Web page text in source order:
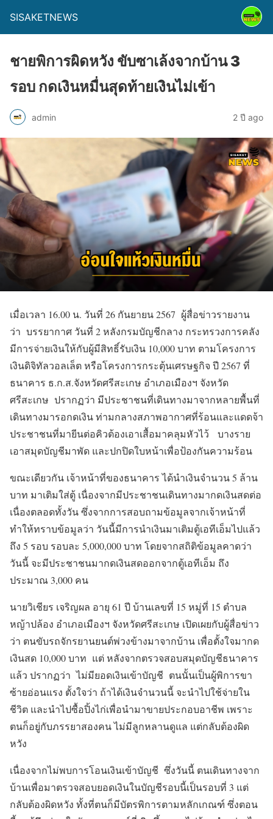
SISAKETNEWS
ชายพิการผิดหวัง ขับซาเล้งจากบ้าน 3
รอบ กดเงินหมื่นสุดท้ายเงินไม่เข้า
admin 2 ปี ago
เมื่อเวลา 16.00 น. วันที่ 26 กันยายน 2567 ผู้สื่อข่าวรายงาน
ว่า บรรยากาศ วันที่ 2 หลังกรมบัญชีกลาง กระทรวงการคลัง
มีการจ่ายเงินให้กับผู้มีสิทธิ์รับเงิน 10,000 บาท ตามโครงการ
เงินดิจิทัลวอลเล็ต หรือโครงการกระตุ้นเศรษฐกิจ ปี 2567 ที่
ธนาคาร ธ.ก.ส.จังหวัดศรีสะเกษ อำเภอเมืองฯ จังหวัด
ศรีสะเกษ ปรากฏว่า มีประชาชนที่เดินทางมาจากหลายพื้นที่
เดินทางมารอกดเงิน ท่ามกลางสภาพอากาศที่ร้อนและแดดจ้า
ประชาชนที่มายีนต่อคิวต้องเอาเสื้อมาคลุมหัวไว้ บางราย
เอาสมุดบัญชีมาพัด และปกปิดใบหน้าเพื่อป้องกันความร้อน
ขณะเดียวกัน เจ้าหน้าที่ของธนาคาร ได้นำเงินจำนวน 5 ล้าน
บาท มาเติมใส่ตู้ เนื่องจากมีประชาชนเดินทางมากดเงินสดต่อ
เนื่องตลอดทั้งวัน ซึ่งจากการสอบถามข้อมูลจากเจ้าหน้าที่
ทำให้ทราบข้อมูลว่า วันนี้มีการนำเงินมาเติมตู้เอทีเอ็มไปแล้ว
ถึง 5 รอบ รอบละ 5,000,000 บาท โดยจากสถิติข้อมูลคาดว่า
วันนี้ จะมีประชาชนมากดเงินสดออกจากตู้เอทีเอ็ม ถึง
ประมาณ 3,000 คน
นายวิเชียร เจริญผล อายุ 61 ปี บ้านเลขที่ 15 หมู่ที่ 15 ตำบล
หญ้าปล้อง อำเภอเมืองฯ จังหวัดศรีสะเกษ เปิดเผยกับผู้สื่อข่าว
ว่า ตนขับรถจักรยานยนต์พ่วงข้างมาจากบ้าน เพื่อตั้งใจมากด
เงินสด 10,000 บาท แต่ หลังจากตรวจสอบสมุดบัญชีธนาคาร
แล้ว ปรากฏว่า ไม่มียอดเงินเข้าบัญชี ตนนั้นเป็นผู้พิการขา
ซ้ายอ่อนแรง ตั้งใจว่า ถ้าได้เงินจำนวนนี้ จะนำไปใช้จ่ายใน
ชีวิต และนำไปซื้อปิ้งไก่เพื่อนำมาขายประกอบอาชีพ เพราะ
ตนก็อยู่กับภรรยาสองคน ไม่มีลูกหลานดูแล แต่กลับต้องผิด
หวัง
เนื่องจากไม่พบการโอนเงินเข้าบัญชี ซึ่งวันนี้ ตนเดินทางจาก
บ้านเพื่อมาตรวจสอบยอดเงินในบัญชีรอบนี้เป็นรอบที่ 3 แต่
กลับต้องผิดหวัง ทั้งที่ตนก็มีบัตรพิการตามหลักเกณฑ์ ซึ่งตอน